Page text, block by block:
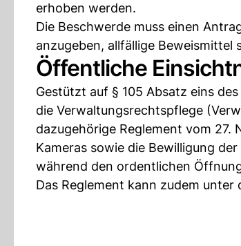
erhoben werden.
Die Beschwerde muss einen
anzugeben, allfällige Beweismittel
Öffentliche
Gestützt auf § 105 Absatz eins
die Verwaltungsrechtspflege
dazugehörige Reglement vom
Kameras sowie die Bewilligung
während den ordentlichen
Das Reglement kann zudem